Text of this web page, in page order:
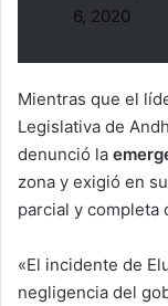
6, 2020
Mientras que el
Legislativa de
denunció la
zona y exigió en
parcial y completa
«El incidente de
negligencia del